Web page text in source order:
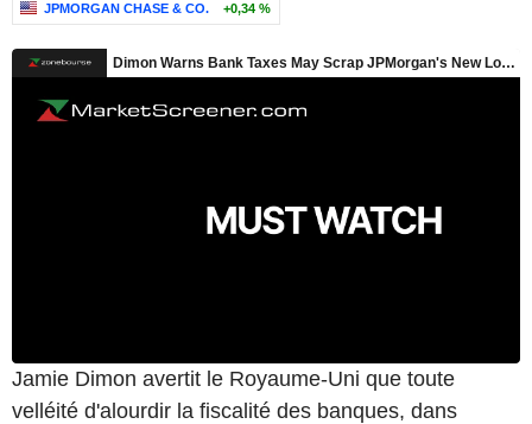
JPMORGAN CHASE & CO. +0,34 %
Jamie Dimon avertit le Royaume-Uni que toute
velléité d'alourdir la fiscalité des banques, dans